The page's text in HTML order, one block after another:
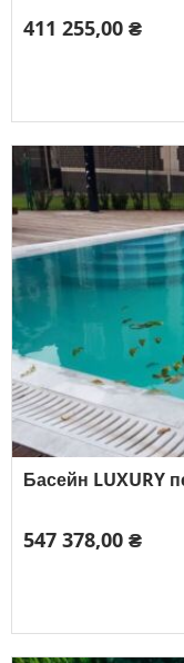
411 255,00 ₴
Басейн LUXURY
547 378,00 ₴